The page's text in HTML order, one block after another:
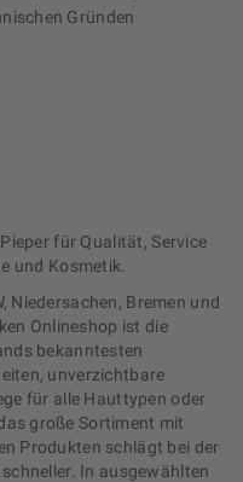
Gründen
für Qualität, Service
und Kosmetik.
Niedersachen, Bremen und
Onlineshop ist die
bekanntesten
unverzichtbare
für alle Hauttypen oder
große Sortiment mit
Produkten schlägt bei der
In ausgewählten